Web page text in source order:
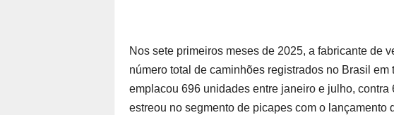
Nos sete primeiros meses de 2025, a fabricante de
número total de caminhões registrados no Brasil em
emplacou 696 unidades entre janeiro e julho, contra
estreou no segmento de picapes com o lançamento